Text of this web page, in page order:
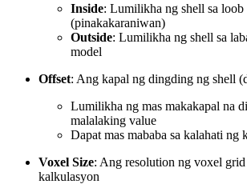
Inside: Lumilikha ng shell sa
(pinakakaraniwan)
Outside: Lumilikha ng shell sa
model
Offset: Ang kapal ng dingding ng shell
Lumilikha ng mas makakapal na
malalaking value
Dapat mas mababa sa kalahati ng
Voxel Size: Ang resolution ng voxel grid
kalkulasyon